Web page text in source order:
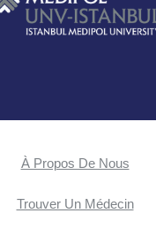
À Propos De Nous
Trouver Un Médecin